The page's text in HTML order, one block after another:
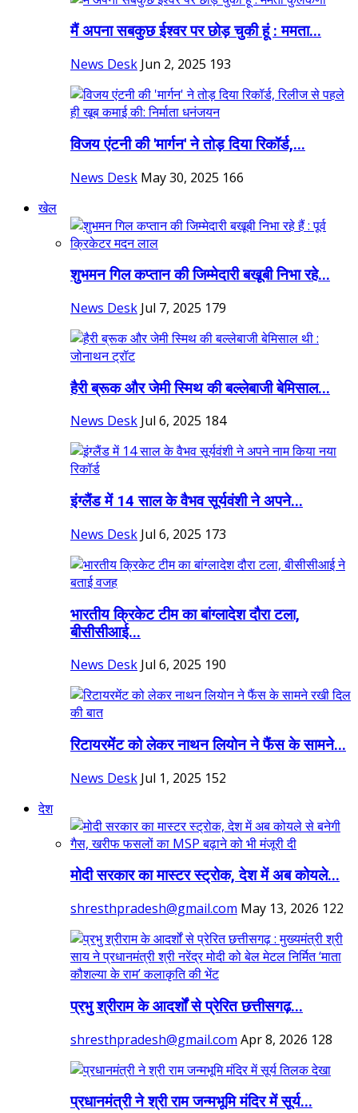
मैं अपना सबकुछ ईश्वर पर छोड़ चुकी हूं : ममता...
News Desk Jun 2, 2025 193
विजय एंटनी की 'मार्गन' ने तोड़ दिया रिकॉर्ड,...
News Desk May 30, 2025 166
खेल
शुभमन गिल कप्तान की जिम्मेदारी बखूबी निभा रहे...
News Desk Jul 7, 2025 179
हैरी ब्रूक और जेमी स्मिथ की बल्लेबाजी बेमिसाल...
News Desk Jul 6, 2025 184
इंग्लैंड में 14 साल के वैभव सूर्यवंशी ने अपने...
News Desk Jul 6, 2025 173
भारतीय क्रिकेट टीम का बांग्लादेश दौरा टला,
बीसीसीआई...
News Desk Jul 6, 2025 190
रिटायरमेंट को लेकर नाथन लियोन ने फैंस के सामने...
News Desk Jul 1, 2025 152
देश
मोदी सरकार का मास्टर स्ट्रोक, देश में अब कोयले...
shresthpradesh@gmail.com May 13, 2026 122
प्रभु श्रीराम के आदर्शों से प्रेरित छत्तीसगढ़...
shresthpradesh@gmail.com Apr 8, 2026 128
प्रधानमंत्री ने श्री राम जन्मभूमि मंदिर में सूर्य...